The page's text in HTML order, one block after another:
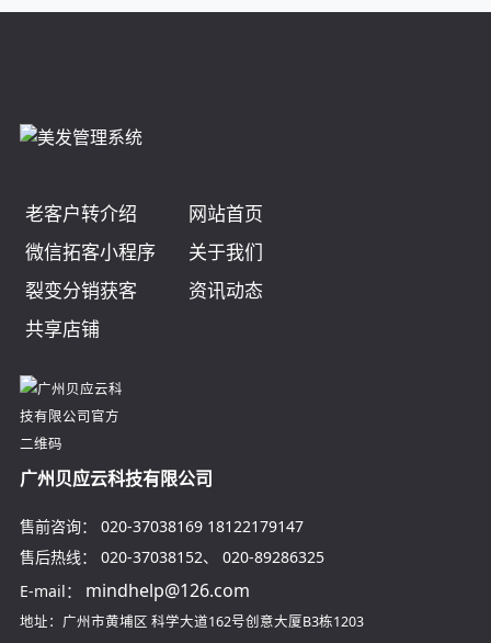
老客户转介绍
网站首页
微信拓客小程序
关于我们
裂变分销获客
资讯动态
共享店铺
广州贝应云科技有限公司
售前咨询： 020-37038169 18122179147
售后热线：
020-37038152、 020-89286325
E-mail：
mindhelp@126.com
地址：广州市黄埔区 科学大道162号创意大厦B3栋1203